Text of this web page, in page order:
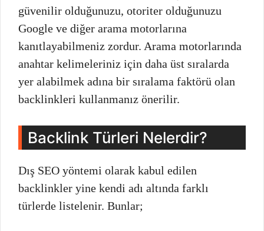
güvenilir olduğunuzu, otoriter olduğunuzu
Google ve diğer arama motorlarına
kanıtlayabilmeniz zordur. Arama motorlarında
anahtar kelimeleriniz için daha üst sıralarda
yer alabilmek adına bir sıralama faktörü olan
backlinkleri kullanmanız önerilir.
Backlink Türleri Nelerdir?
Dış SEO yöntemi olarak kabul edilen
backlinkler yine kendi adı altında farklı
türlerde listelenir. Bunlar;